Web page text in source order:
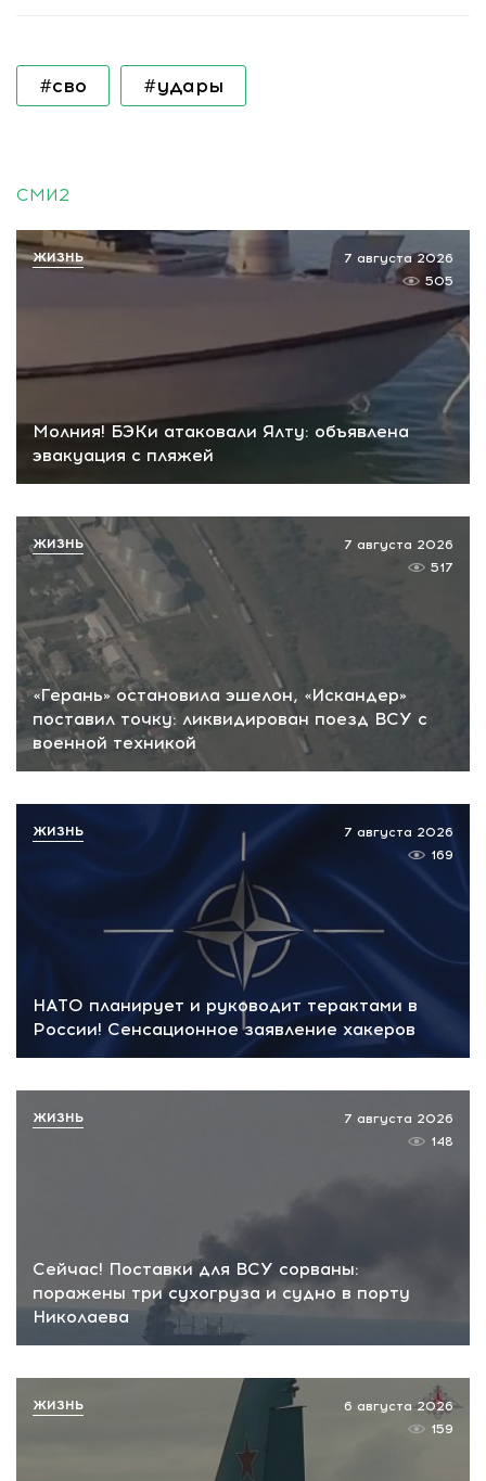
#сво #удары
СМИ2
Молния! БЭКи атаковали Ялту: объявлена
эвакуация с пляжей
7 августа 2026
505
ЖИЗНЬ
«Герань» остановила эшелон, «Искандер»
поставил точку: ликвидирован поезд ВСУ с
военной техникой
7 августа 2026
517
ЖИЗНЬ
НАТО планирует и руководит терактами в
России! Сенсационное заявление хакеров
7 августа 2026
169
ЖИЗНЬ
Сейчас! Поставки для ВСУ сорваны:
поражены три сухогруза и судно в порту
Николаева
7 августа 2026
148
ЖИЗНЬ
6 августа 2026
159
ЖИЗНЬ